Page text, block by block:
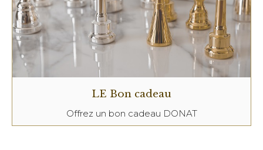
LE Bon cadeau
Offrez un bon cadeau DONAT